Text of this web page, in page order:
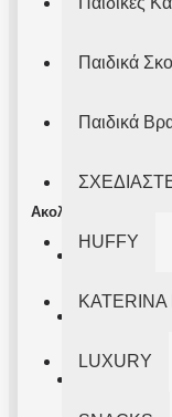
Παιδικά
Παιδικά
HUFFY
KATERINA
LUXURY
Όροι Χρήσης
Επικοινωνήστε
Ακολουθήστε Μας